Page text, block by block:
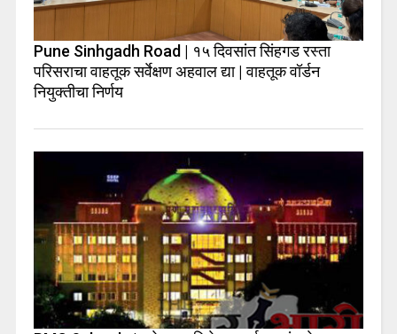
Pune Sinhgadh Road | १५ दिवसांत सिंहगड रस्ता
परिसराचा वाहतूक सर्वेक्षण अहवाल द्या | वाहतूक वॉर्डन
नियुक्तीचा निर्णय